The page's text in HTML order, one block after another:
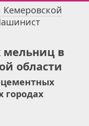
в
области
городах